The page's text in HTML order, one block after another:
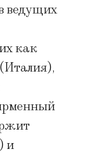
ведущих
как
и